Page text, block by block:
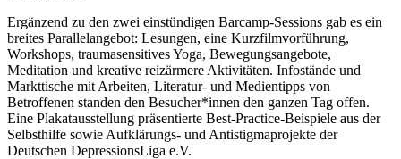
Ergänzend zu den zwei einstündigen Barcamp-Sessions gab es ein
breites Parallelangebot: Lesungen, eine Kurzfilmvorführung,
Workshops, traumasensitives Yoga, Bewegungsangebote,
Meditation und kreative reizärmere Aktivitäten. Infostände und
Markttische mit Arbeiten, Literatur- und Medientipps von
Betroffenen standen den Besucher*innen den ganzen Tag offen.
Eine Plakatausstellung präsentierte Best-Practice-Beispiele aus der
Selbsthilfe sowie Aufklärungs- und Antistigmaprojekte der
Deutschen DepressionsLiga e.V.